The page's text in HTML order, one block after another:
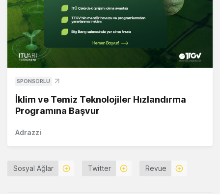
SPONSORLU
İklim ve Temiz Teknolojiler Hızlandırma
Programına Başvur
Adrazzi
Sosyal Ağlar Twitter Revue